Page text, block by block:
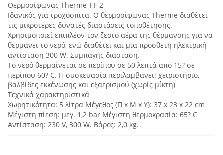
Θερμοσίφωνας Therme ΤΤ-2
Ιδανικός για τροχόσπιτα. Ο θερμοσίφωνας Therme διαθέτει
τις μικρότερες δυνατές διαστάσεις τοποθέτησης.
Χρησιμοποιεί επιπλέον τον ζεστό αέρα της θέρμανσης για να
θερμάνει το νερό, ενώ διαθέτει και μια πρόσθετη ηλεκτρική
αντίσταση 300 W. Συμπαγής διάσταση.
Το νερό θερμαίνεται σε περίπου σε 50 λεπτά από 15? σε
περίπου 60? C. Η συσκευασία περιλαμβάνει: χειριστήριο,
βαλβίδες εκκένωσης και εξαερισμού (χωρίς μίκτη)
Τεχνικά χαρακτηριστικά
Χωρητικότητα: 5 λίτρα Μέγεθος (Π x Μ x Υ): 37 x 23 x 22 cm
Μέγιστη πίεση: μεγ. 1,2 bar Μέγιστη θερμοκρασία: 65? C
Αντίσταση: 230 V, 300 W. Βάρος: 2,0 kg.